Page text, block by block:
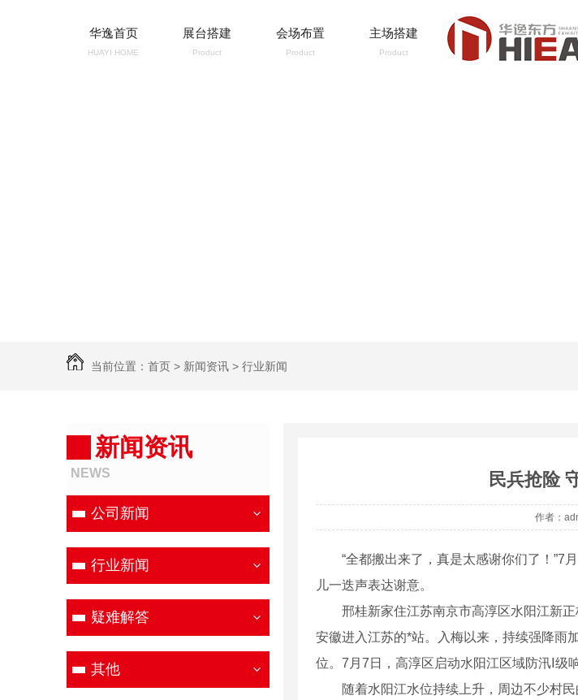
华逸首页
HUAYI HOME
展台搭建
Product
会场布置
Product
主场搭建
Product
当前位置： 首页 > 新闻资讯 > 行业新闻
新闻资讯
NEWS
公司新闻
行业新闻
疑难解答
其他
民兵抢险
作者：
“全都搬出来了，真是太感谢你们了！”7
儿一迭声表达谢意。
邢桂新家住江苏南京市高淳区水阳江新正
安徽进入江苏的*站。入梅以来，持续强降雨
位。7月7日，高淳区启动水阳江区域防汛Ⅰ级响
随着水阳江水位持续上升，周边不少村民